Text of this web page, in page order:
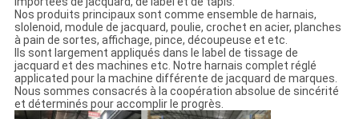
Nos produits principaux sont comme ensemble de harnais,
slolenoid, module de jacquard, poulie, crochet en acier, planches
à pain de sortes, affichage, pince, découpeuse et etc.
Ils sont largement appliqués dans le label de tissage de
jacquard et des machines etc. Notre harnais complet réglé
applicated pour la machine différente de jacquard de marques.
Nous sommes consacrés à la coopération absolue de sincérité
et déterminés pour accomplir le progrès.